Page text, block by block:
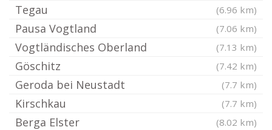
Tegau (6.96 km)
Pausa Vogtland (7.06 km)
Vogtländisches Oberland (7.13 km)
Göschitz (7.42 km)
Geroda bei Neustadt (7.7 km)
Kirschkau (7.7 km)
Berga Elster (8.02 km)